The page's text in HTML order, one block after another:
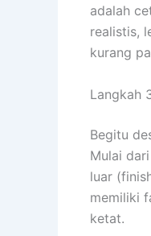
adalah
realistis,
kurang
Langkah
Begitu
Mulai
luar
memiliki
ketat.